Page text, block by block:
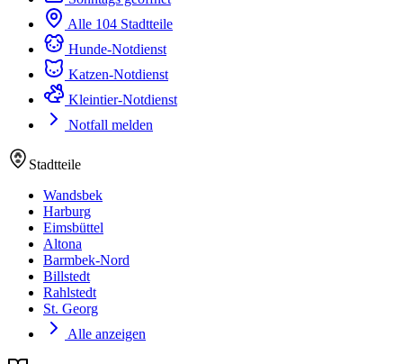
Alle 104 Stadtteile
Hunde-Notdienst
Katzen-Notdienst
Kleintier-Notdienst
Notfall melden
Stadtteile
Wandsbek
Harburg
Eimsbüttel
Altona
Barmbek-Nord
Billstedt
Rahlstedt
St. Georg
Alle anzeigen